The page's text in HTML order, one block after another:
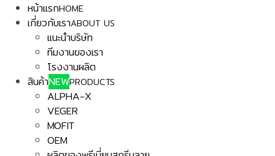
หน้าแรกHOME
เกี่ยวกับเราABOUT US
แนะนำบริษัท
ทีมงานของเรา
โรงงานผลิต
สินค้าNEWPRODUCTS
ALPHA-X
VEGER
MOFIT
OEM